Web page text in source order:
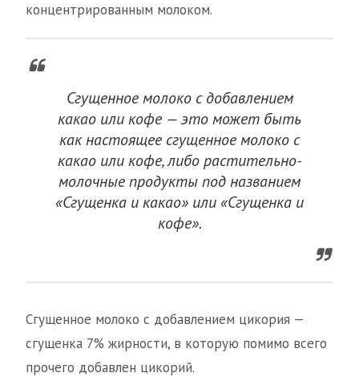
концентрированным молоком.
Сгущенное молоко с добавлением
какао или кофе — это может быть
как настоящее сгущенное молоко с
какао или кофе, либо растительно-
молочные продукты под названием
«Сгущенка и какао» или «Сгущенка и
кофе».
Сгущенное молоко с добавлением цикория —
сгущенка 7% жирности, в которую помимо всего
прочего добавлен цикорий.